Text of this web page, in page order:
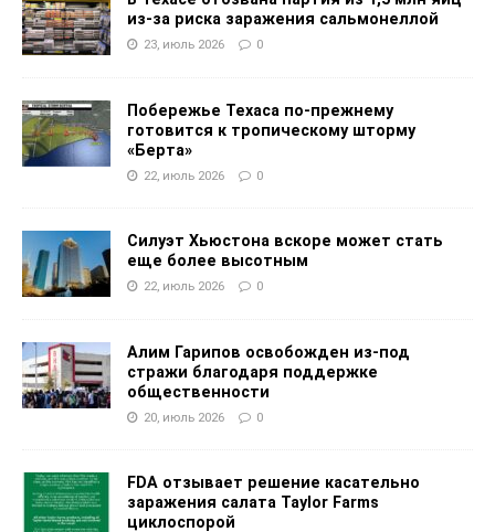
из-за риска заражения сальмонеллой
23, июль 2026 0
Побережье Техаса по-прежнему
готовится к тропическому шторму
«Берта»
22, июль 2026 0
Силуэт Хьюстона вскоре может стать
еще более высотным
22, июль 2026 0
Алим Гарипов освобожден из-под
стражи благодаря поддержке
общественности
20, июль 2026 0
FDA отзывает решение касательно
заражения салата Taylor Farms
циклоспорой